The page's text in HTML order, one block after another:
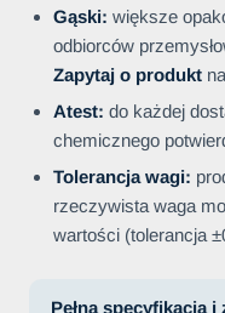
Gąski: większe
odbiorców
Zapytaj o produkt
Atest: do każdej
chemicznego
Tolerancja wagi:
rzeczywista waga
wartości (tolerancja
Pełna specyfikacja